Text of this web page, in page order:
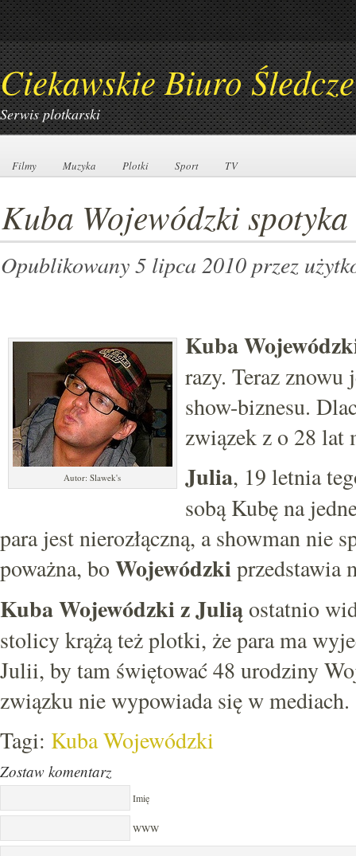
Ciekawskie Biuro Śledcze
Serwis plotkarski
Filmy
Filmy Muzyka
Muzyka Plotki
Plotki Sport
Sport TV
TV
Kuba Wojewódzki
Opublikowany 5 lipca 2010przez
Autor: Slawek's
Kuba
razy. Teraz znowu
show-biznesu.
związek z o 28 lat
Julia, 19 letnia
sobą Kubę na
para jest nierozłączną, a showman nie
poważna, bo Wojewódzki przedstawia
Kuba Wojewódzki z Juliąostatnio
stolicy krążą też plotki, że para ma
Julii, by tam świętować 48 urodziny
związku nie wypowiada się w mediach.
Tagi: Kuba Wojewódzki
Zostaw komentarz
Imię
WWW